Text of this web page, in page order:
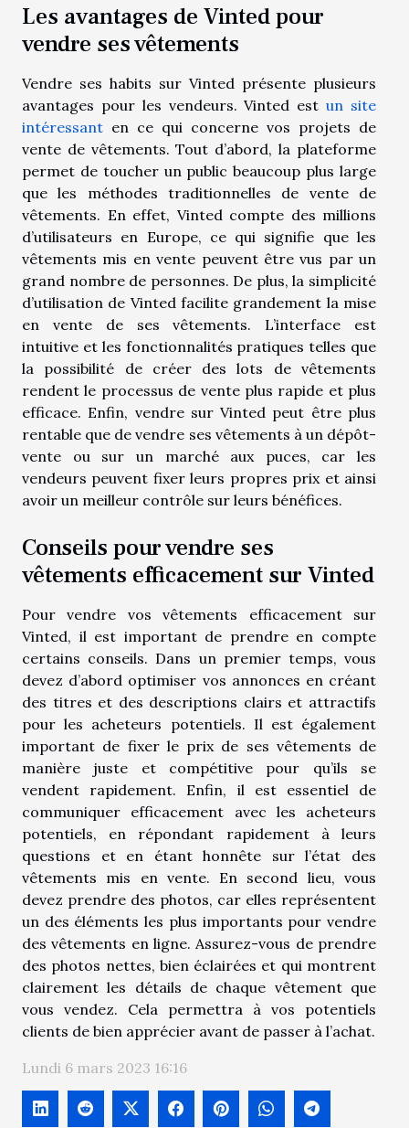
Les avantages de Vinted pour
vendre ses vêtements
Vendre ses habits sur Vinted présente plusieurs
avantages pour les vendeurs. Vinted estun site
intéressant en ce qui concerne vos projets de
vente de vêtements. Tout d’abord, la plateforme
permet de toucher un public beaucoup plus large
que les méthodes traditionnelles de vente de
vêtements. En effet, Vinted compte des millions
d’utilisateurs en Europe, ce qui signifie que les
vêtements mis en vente peuvent être vus par un
grand nombre de personnes. De plus, la simplicité
d’utilisation de Vinted facilite grandement la mise
en vente de ses vêtements. L’interface est
intuitive et les fonctionnalités pratiques telles que
la possibilité de créer des lots de vêtements
rendent le processus de vente plus rapide et plus
efficace. Enfin, vendre sur Vinted peut être plus
rentable que de vendre ses vêtements à un dépôt-
vente ou sur un marché aux puces, car les
vendeurs peuvent fixer leurs propres prix et ainsi
avoir un meilleur contrôle sur leurs bénéfices.
Conseils pour vendre ses
vêtements efficacement sur Vinted
Pour vendre vos vêtements efficacement sur
Vinted, il est important de prendre en compte
certains conseils. Dans un premier temps, vous
devez d’abord optimiser vos annonces en créant
des titres et des descriptions clairs et attractifs
pour les acheteurs potentiels. Il est également
important de fixer le prix de ses vêtements de
manière juste et compétitive pour qu’ils se
vendent rapidement. Enfin, il est essentiel de
communiquer efficacement avec les acheteurs
potentiels, en répondant rapidement à leurs
questions et en étant honnête sur l’état des
vêtements mis en vente. En second lieu, vous
devez prendre des photos, car elles représentent
un des éléments les plus importants pour vendre
des vêtements en ligne. Assurez-vous de prendre
des photos nettes, bien éclairées et qui montrent
clairement les détails de chaque vêtement que
vous vendez. Cela permettra à vos potentiels
clients de bien apprécier avant de passer à l’achat.
Lundi 6 mars 2023 16:16